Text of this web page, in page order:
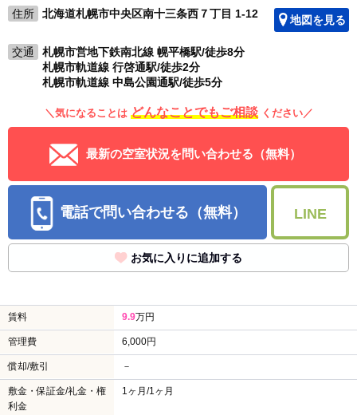
住所
北海道札幌市中央区南十三条西７丁目 1-12 地図を見る
交通
札幌市営地下鉄南北線 幌平橋駅/徒歩8分
札幌市軌道線 行啓通駅/徒歩2分
札幌市軌道線 中島公園通駅/徒歩5分
＼気になることは どんなことでもご相談 ください／
最新の空室状況を問い合わせる（無料）
電話で問い合わせる（無料） LINE
お気に入りに追加する
賃料 9.9万円
管理費 6,000円
償却/敷引 －
敷金・保証金/礼金・権
利金
1ヶ月/1ヶ月